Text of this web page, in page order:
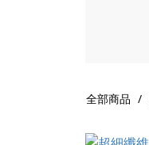
全部商品